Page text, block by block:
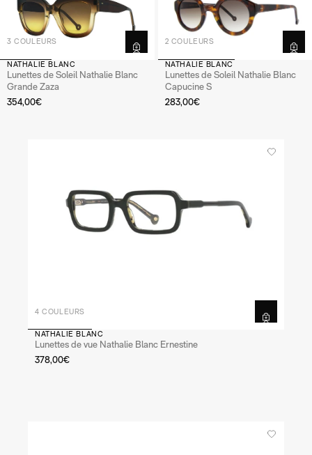
3 COULEURS
NATHALIE BLANC
Lunettes de Soleil Nathalie Blanc
Grande Zaza
354,00€
2 COULEURS
NATHALIE BLANC
Lunettes de Soleil Nathalie Blanc
Capucine S
283,00€
4 COULEURS
NATHALIE BLANC
Lunettes de vue Nathalie Blanc Ernestine
378,00€